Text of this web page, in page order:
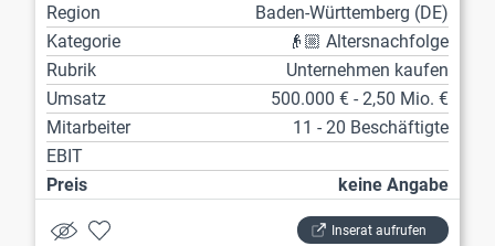
Region
Baden-Württemberg (DE)
Kategorie
👴🏼 Altersnachfolge
Rubrik
Unternehmen kaufen
Umsatz
500.000 € - 2,50 Mio. €
Mitarbeiter
11 - 20 Beschäftigte
EBIT
Preis
keine Angabe
Inserat aufrufen